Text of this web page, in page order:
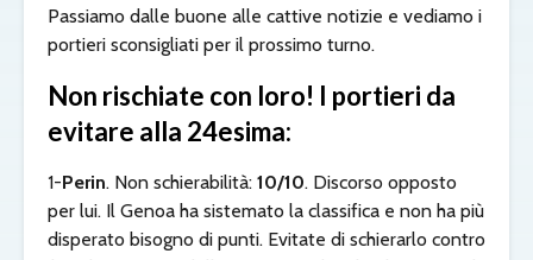
Passiamo dalle buone alle cattive notizie e vediamo i
portieri sconsigliati per il prossimo turno.
Non rischiate con loro! I portieri da
evitare alla 24esima:
1-Perin. Non schierabilità: 10/10. Discorso opposto
per lui. Il Genoa ha sistemato la classifica e non ha più
disperato bisogno di punti. Evitate di schierarlo contro